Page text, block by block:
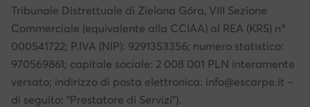
Tribunale Distrettuale di Zielona Góra, VIII Sezione
Commerciale (equivalente alla CCIAA) al REA (KRS) n°
000541722; P.IVA (NIP): 9291353356; numero statistico:
970569861; capitale sociale: 2 008 001 PLN interamente
versato; indirizzo di posta elettronica: info@escarpe.it –
di seguito: “Prestatore di Servizi”).